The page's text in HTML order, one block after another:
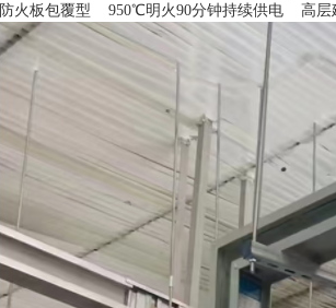
防火板包覆型 950℃明火90分钟持续供电 高层